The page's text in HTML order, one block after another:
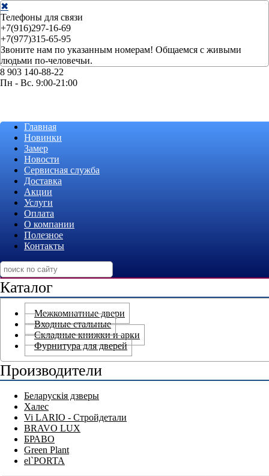
✖
Телефоны для связи
+7(916)297-16-69
+7(977)315-65-95
Звоните нам по указанным номерам! Общаемся с живыми
людьми по-человечьи.
8 903 140-88-22
Пн - Вс. 9:00-21:00
Главная
Новинки
Замер
Новости
Сервисная служба
Доставка
Акции
Услуги
Оплата
О компании
Полезное
Контакты
Каталог
Межкомнатные двери
Входные стальные
Складные книжки и арки
Фурнитура для дверей
Производители
Беларускія дзверы
Халес
Vi LARIO - Стройдетали
BRAVO LUX
БРАВО
Green Plant
el`PORTA